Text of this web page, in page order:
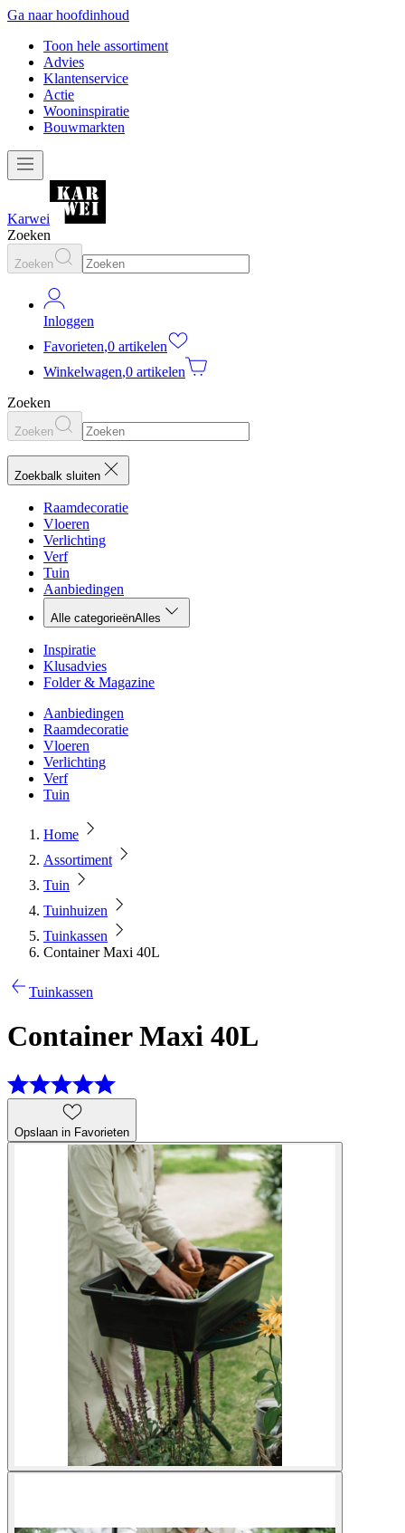
Ga naar hoofdinhoud
Toon hele assortiment
Advies
Klantenservice
Actie
Wooninspiratie
Bouwmarkten
Karwei
Zoeken
Zoeken
Inloggen
Favorieten,0 artikelen
Winkelwagen,0 artikelen
Zoeken
Zoeken
Zoekbalk sluiten
Raamdecoratie
Vloeren
Verlichting
Verf
Tuin
Aanbiedingen
Alle categorieënAlles
Inspiratie
Klusadvies
Folder & Magazine
Aanbiedingen
Raamdecoratie
Vloeren
Verlichting
Verf
Tuin
Home
Assortiment
Tuin
Tuinhuizen
Tuinkassen
Container Maxi 40L
Tuinkassen
Container Maxi 40L
Opslaan in Favorieten